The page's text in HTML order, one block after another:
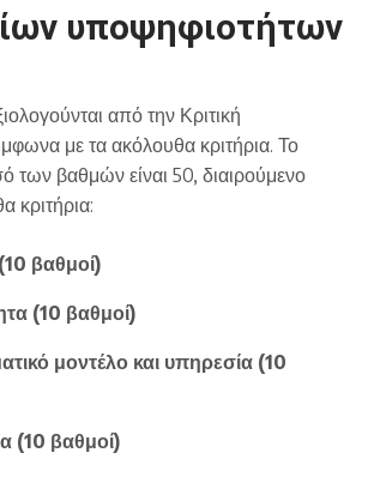
υποψηφιοτήτων
από την Κριτική
με τα ακόλουθα κριτήρια. Το
των βαθμών είναι 50, διαιρούμενο
κριτήρια:
βαθμοί)
(10 βαθμοί)
μοντέλο και υπηρεσία (10
(10 βαθμοί)